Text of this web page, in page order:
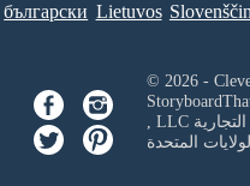
български Lietuvos
, LLCفي مكتب براءات الاختراع والعلامات التجارية
المتحدة